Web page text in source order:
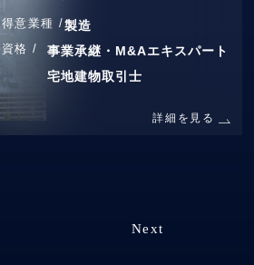
得意業種 /製造
資格 /
事業承継・M&Aエキスパート
宅地建物取引士
詳細を見る
Next